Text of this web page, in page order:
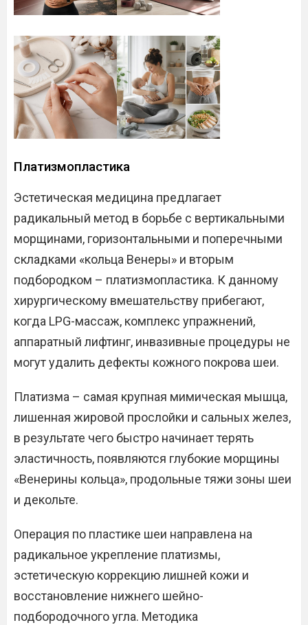
Платизмопластика
Эстетическая медицина предлагает
радикальный метод в борьбе с вертикальными
морщинами, горизонтальными и поперечными
складками «кольца Венеры» и вторым
подбородком – платизмопластика. К данному
хирургическому вмешательству прибегают,
когда LPG-массаж, комплекс упражнений,
аппаратный лифтинг, инвазивные процедуры не
могут удалить дефекты кожного покрова шеи.
Платизма – самая крупная мимическая мышца,
лишенная жировой прослойки и сальных желез,
в результате чего быстро начинает терять
эластичность, появляются глубокие морщины
«Венерины кольца», продольные тяжи зоны шеи
и декольте.
Операция по пластике шеи направлена на
радикальное укрепление платизмы,
эстетическую коррекцию лишней кожи и
восстановление нижнего шейно-
подбородочного угла. Методика